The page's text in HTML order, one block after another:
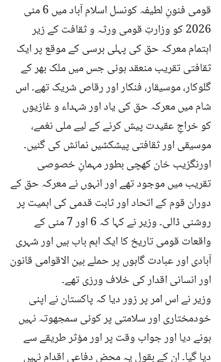
قومی فنونِ لطیفہ کونسل اسلام آباد میں 6 مئی
2026 کو وزارتِ قومی ورثہ و ثقافت کے زیر
اہتمام معرکہ حق کی پہلی برسی کے موقع پر ایک
ثقافتی تقریب منعقد ہوئی جس میں ملک بھر کے
گلوکار، موسیقار، فنکار اور رقاص شریک تھے۔ اس
شام میں معرکہ حق کی یاد اور شہداء و غازیوں
کو خراجِ عقیدت پیش کرنے کے لیے ملی نغمے،
موسیقی اور ثقافتی پیشکشیں نمائش کی گئیں۔
اورنگزیب خان کھچی بطور مہمانِ خصوصی
تقریب میں موجود تھے اور انہوں نے معرکہ حق کے
دوران قوم کے اتحاد اور ثابت قدمی کی اہمیت پر
روشنی ڈالی۔ وزیر نے کہا کہ 6 اور 7 مئی کے
واقعات قومی تاریخ کا ایک اہم باب ہیں اور شہری
آبادی اور عبادت گاہوں پر حملے بین الاقوامی قانون
اور انسانی اقدار کی خلاف ورزی تھے۔
وزیر نے اس امر پر زور دیا کہ پاکستان نے اپنی
خودمختاری اور سلامتی پر کوئی سمجھوتہ نہیں
ہونے دیا اور جواب وقت پر اور مؤثر طریقے سے
دیا گیا۔ ان کے بقول یہ محض دفاعی اقدام نہیں